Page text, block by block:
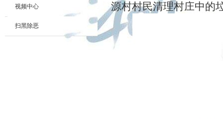
视频中心
扫黑除恶
源村村民清理村庄中的